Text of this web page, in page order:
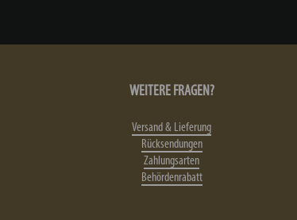
WEITERE FRAGEN?
Versand & Lieferung
Rücksendungen
Zahlungsarten
Behördenrabatt